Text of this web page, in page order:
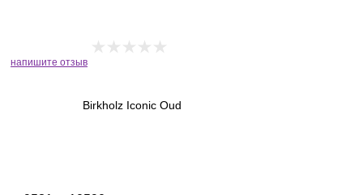
напишите отзыв
Birkholz Iconic Oud